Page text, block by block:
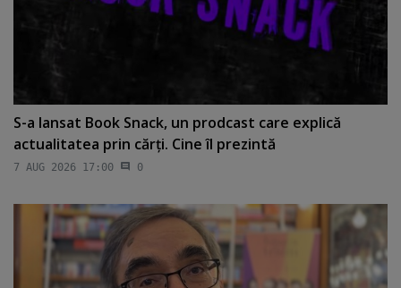
S-a lansat Book Snack, un prodcast care explică
actualitatea prin cărţi. Cine îl prezintă
7 AUG 2026 17:00 0